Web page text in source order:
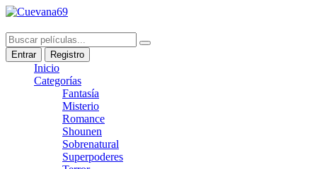
Entrar Registro
Inicio
Categorías
Fantasía
Misterio
Romance
Shounen
Sobrenatural
Superpoderes